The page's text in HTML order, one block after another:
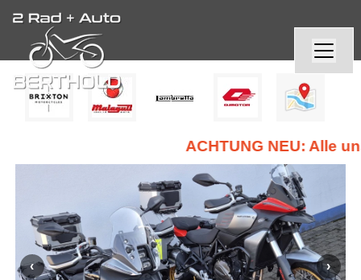
ACHTUNG NEU: Alle